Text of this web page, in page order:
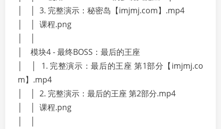
│ │ 3. 完整演示：秘密岛【imjmj.com】.mp4
│ │ 课程.png
│ 模块4 - 最终BOSS：最后的王座
│ │ 1. 完整演示：最后的王座 第1部分【imjmj.co
m】.mp4
│ │ 2. 完整演示：最后的王座 第2部分.mp4
│ │ 课程.png